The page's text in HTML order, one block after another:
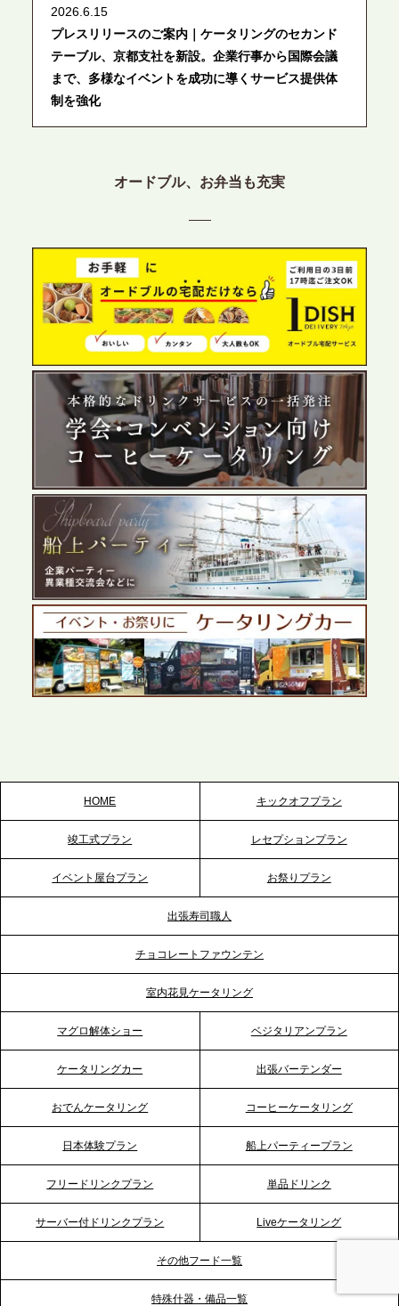
2026.6.15
プレスリリースのご案内｜ケータリングのセカンド
テーブル、京都支社を新設。企業行事から国際会議
まで、多様なイベントを成功に導くサービス提供体
制を強化
プレスリリースのご案内｜ケータリングのセカンド
目の展開で、拡大する出張パーティー・ケータリン
2026.6.4
プレスリリースのご案内｜夏の社内親睦が、配属後
の離職防止に。オフィスや会議室で縁日気分を味わ
う「お祭りケータリング」の提供を開始
2026.5.29
プレスリリースのご案内｜ケータリングのセカンド
テーブル、群馬前橋支社を設立。再開発やオフィス
展開が進む前橋エリアの企業ニーズに応え、高品質
なサービスで各種イベント・懇親会をサポート
2026.5.27
プレスリリースのご案内｜ケータリングのセカンド
テーブル、千葉本社を新設。幕張・舞浜の大型イベ
ントから主要都市の社内懇親会まで、現地拠点を活
かしたスムーズな対応を展開
2026.5.22
2026.5.20
プレスリリースのご案内｜ケータリングのセカンド
2026.5.12
プレスリリースのご案内｜ケータリングのセカンド
プレスリリースのご案内｜「温かな食」が会話のス
イッチに。新入社員研修で《食体験としてのケータ
テーブル、横浜事務所を新設。神奈川エリアのサー
ビス提供体制を強化し、質の高い「場づくり」をサ
オードブル、お弁当も充実
HOME キックオフプラン
竣工式プラン レセプションプラン
イベント屋台プラン お祭りプラン
出張寿司職人
チョコレートファウンテン
室内花見ケータリング
マグロ解体ショー ベジタリアンプラン
ケータリングカー 出張バーテンダー
おでんケータリング コーヒーケータリング
日本体験プラン 船上パーティープラン
フリードリンクプラン 単品ドリンク
サーバー付ドリンクプラン Liveケータリング
その他フード一覧
特殊什器・備品一覧